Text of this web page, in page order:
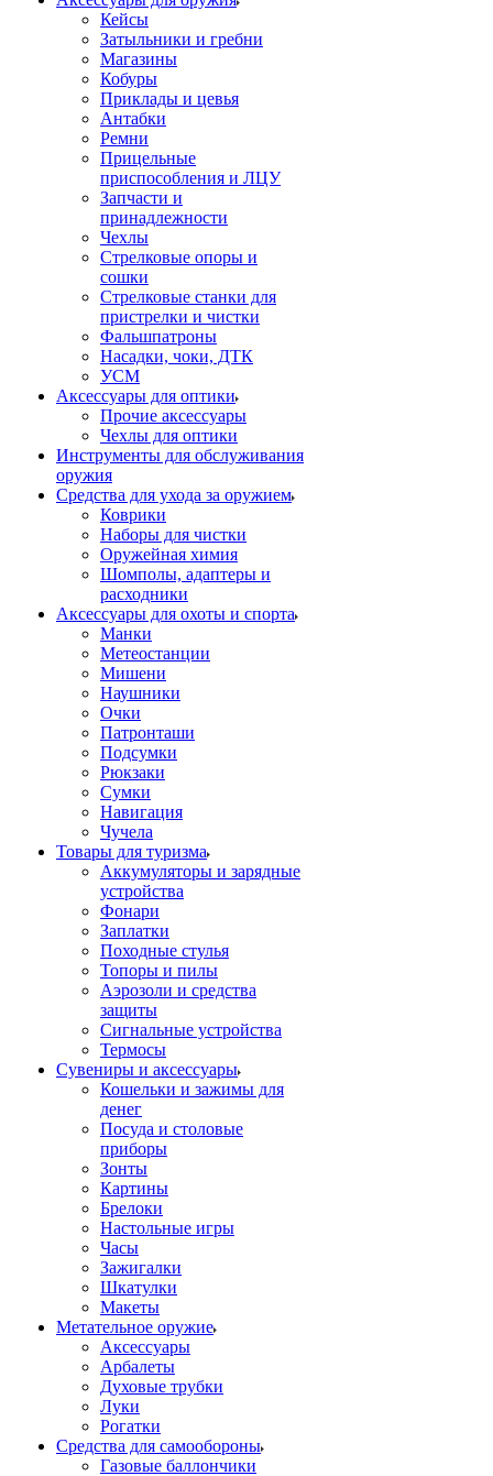
Кейсы
Затыльники и гребни
Магазины
Кобуры
Приклады и цевья
Антабки
Ремни
Прицельные
приспособления и ЛЦУ
Запчасти и
принадлежности
Чехлы
Стрелковые опоры и
сошки
Стрелковые станки для
пристрелки и чистки
Фальшпатроны
Насадки, чоки, ДТК
УСМ
Аксессуары для оптики
Прочие аксессуары
Чехлы для оптики
Инструменты для обслуживания
оружия
Средства для ухода за оружием
Коврики
Наборы для чистки
Оружейная химия
Шомполы, адаптеры и
расходники
Аксессуары для охоты и спорта
Манки
Метеостанции
Мишени
Наушники
Очки
Патронташи
Подсумки
Рюкзаки
Сумки
Навигация
Чучела
Товары для туризма
Аккумуляторы и зарядные
устройства
Фонари
Заплатки
Походные стулья
Топоры и пилы
Аэрозоли и средства
защиты
Сигнальные устройства
Термосы
Сувениры и аксессуары
Кошельки и зажимы для
денег
Посуда и столовые
приборы
Зонты
Картины
Брелоки
Настольные игры
Часы
Зажигалки
Шкатулки
Макеты
Метательное оружие
Аксессуары
Арбалеты
Духовые трубки
Луки
Рогатки
Средства для самообороны
Газовые баллончики